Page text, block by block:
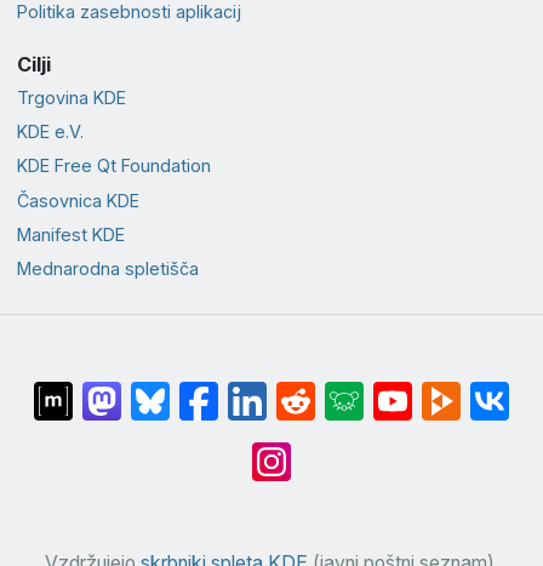
Politika zasebnosti aplikacij
Cilji
Trgovina KDE
KDE e.V.
KDE Free Qt Foundation
Časovnica KDE
Manifest KDE
Mednarodna spletišča